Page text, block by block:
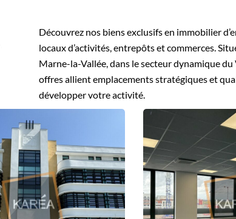
Découvrez nos biens exclusifs en immobilier
locaux d’activités, entrepôts et commerces.
Marne-la-Vallée, dans le secteur dynamique du
offres allient emplacements stratégiques et
développer votre activité.